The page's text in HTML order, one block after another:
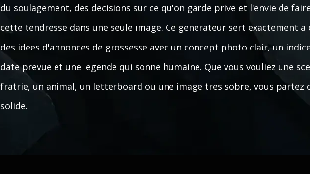
du soulagement, des decisions sur ce qu'on garde prive et l'envie de
cette tendresse dans une seule image. Ce generateur sert exactement a
des idees d'annonces de grossesse avec un concept photo clair, un
date prevue et une legende qui sonne humaine. Que vous vouliez une
fratrie, un animal, un letterboard ou une image tres sobre, vous partez
solide.